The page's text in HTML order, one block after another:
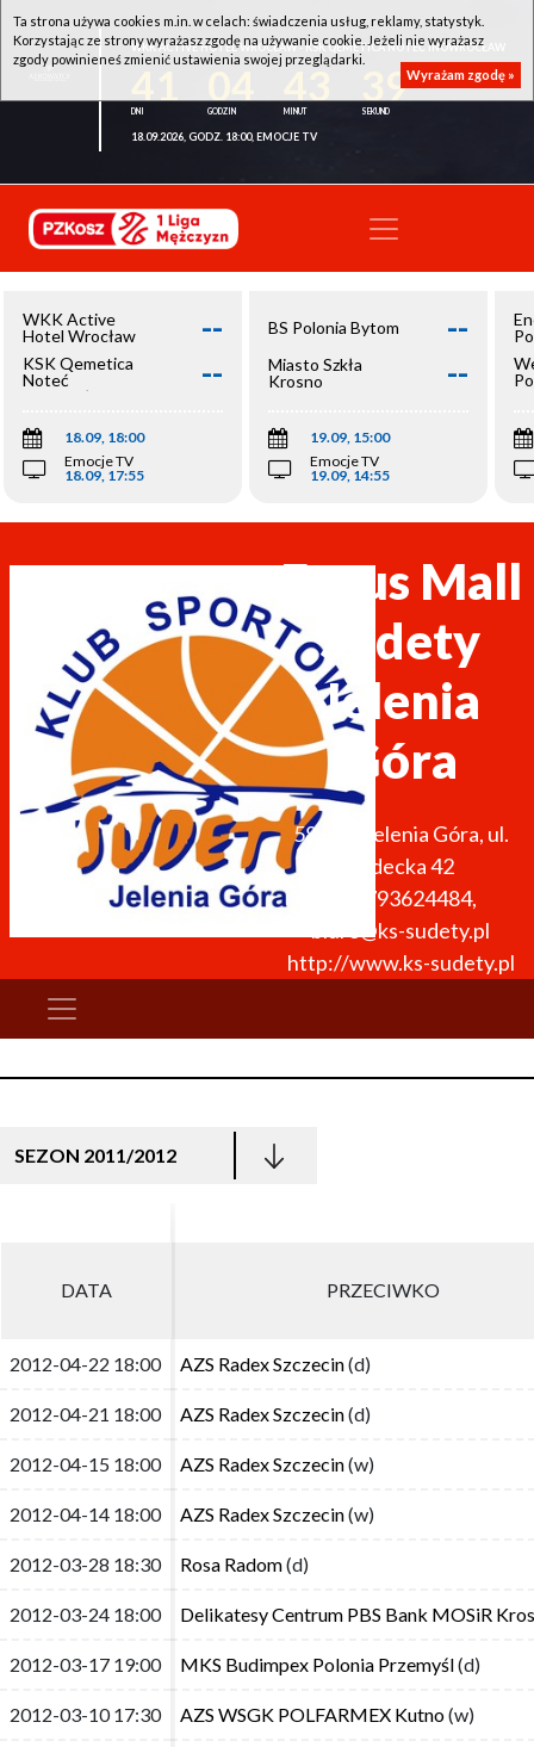
WKK ACTIVE HOTEL WROCŁAW - KSK QEMETICA NOTEĆ INOWROCŁAW
39
18.09.2026, GODZ. 18:00, EMOCJE TV
WKK Active
Hotel Wrocław
--
KSK Qemetica
Noteć
Inowrocław
--
18.09, 18:00
Emocje TV
18.09, 17:55
BS Polonia Bytom --
Miasto Szkła
Krosno
--
19.09, 15:00
Emocje TV
19.09, 14:55
Focus Mall
Sudety
Jelenia
Góra
58-500 Jelenia Góra, ul.
Sudecka 42
+48 793624484,
biuro@ks-sudety.pl
http://www.ks-sudety.pl
SEZON 2011/2012
DATA PRZECIWKO
2012-04-22 18:00 AZS Radex Szczecin(d)
2012-04-21 18:00 AZS Radex Szczecin(d)
2012-04-15 18:00 AZS Radex Szczecin(w)
2012-04-14 18:00 AZS Radex Szczecin(w)
2012-03-28 18:30 Rosa Radom(d)
2012-03-24 18:00 Delikatesy Centrum PBS Bank MOSiR
2012-03-17 19:00 MKS Budimpex Polonia Przemyśl(d)
2012-03-10 17:30 AZS WSGK POLFARMEX Kutno(w)
DATA PRZECIWKO
2012-04-22 18:00 AZS Radex Szczecin(d)
2012-04-21 18:00 AZS Radex Szczecin(d)
2012-04-15 18:00 AZS Radex Szczecin(w)
2012-04-14 18:00 AZS Radex Szczecin(w)
2012-03-28 18:30 Rosa Radom(d)
2012-03-24 18:00 Delikatesy Centrum PBS Bank MOSiR
2012-03-17 19:00 MKS Budimpex Polonia Przemyśl(d)
2012-03-10 17:30 AZS WSGK POLFARMEX Kutno(w)
Ta strona używa cookies m.in. w celach: świadczenia usług, reklamy, statystyk.
Korzystając ze strony wyrażasz zgodę na używanie cookie. Jeżeli nie wyrażasz
zgody powinieneś zmienić ustawienia swojej przeglądarki.
Wyrażam zgodę »